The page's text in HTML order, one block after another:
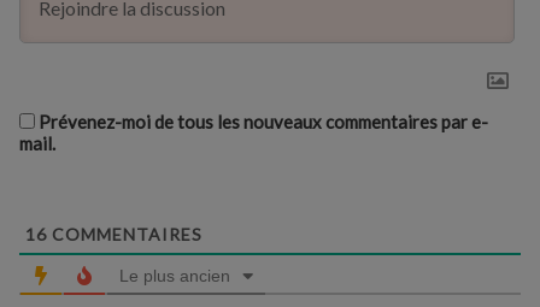
Prévenez-moi de tous les nouveaux commentaires par e-
mail.
16 COMMENTAIRES
Le plus ancien